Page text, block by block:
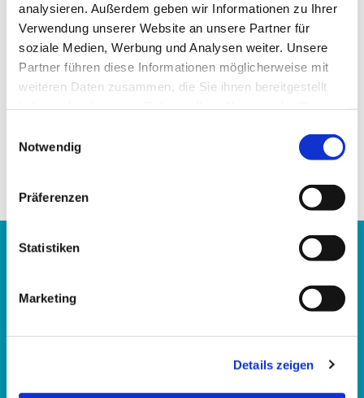
analysieren. Außerdem geben wir Informationen zu Ihrer
Verwendung unserer Website an unsere Partner für
soziale Medien, Werbung und Analysen weiter. Unsere
Partner führen diese Informationen möglicherweise mit
weiteren Daten zusammen, die Sie ihnen bereitgestellt
Notwendig
Präferenzen
Statistiken
Marketing
Details zeigen
Evangelisches Familienbildungszentrum Kassel
im Katharina-von-Bora-Haus